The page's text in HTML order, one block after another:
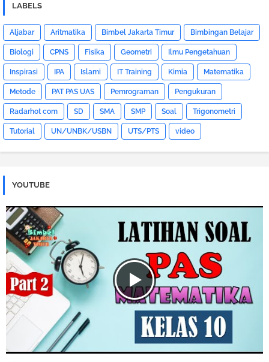
LABELS
Aljabar Aritmatika Bimbel Jakarta Timur Bimbingan Belajar
Biologi CPNS Fisika Geometri Ilmu Pengetahuan
Inspirasi IPA Islami IT Training Kimia Matematika
Metode PAT PAS UAS Pemrograman Pengukuran
Radarhot com SD SMA SMP Soal Trigonometri
Tutorial UN/UNBK/USBN UTS/PTS video
YOUTUBE